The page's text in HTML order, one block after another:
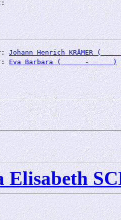
Johann Henrich KRÄMER (
Eva Barbara (      -      )
Elisabeth